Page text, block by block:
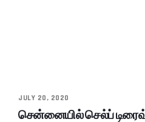
JULY 20, 2020
சென்னையில் செல்ப்